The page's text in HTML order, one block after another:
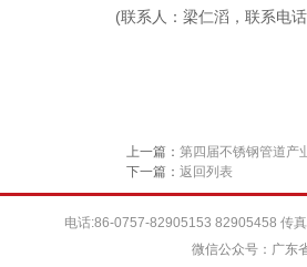
(联系人：梁仁滔，联系电
上一篇： 第四届不锈钢管道产
下一篇： 返回列表
电话:86-0757-82905153 82905458 传
微信公众号：广东